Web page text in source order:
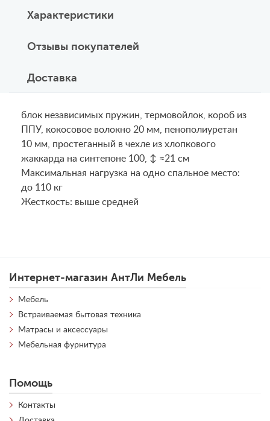
Характеристики
Отзывы покупателей
Доставка
блок независимых пружин, термовойлок, короб из
ППУ, кокосовое волокно 20 мм, пенополиуретан
10 мм, простеганный в чехле из хлопкового
жаккарда на синтепоне 100, ↕ ≈21 см
Maксимальная нагрузка на одно спальное место:
до 110 кг
Жесткость: выше средней
Интернет-магазин АнтЛи Мебель
Мебель
Встраиваемая бытовая техника
Матрасы и аксессуары
Мебельная фурнитура
Помощь
Контакты